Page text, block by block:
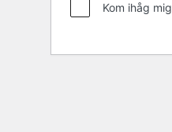
Kom ihåg mig